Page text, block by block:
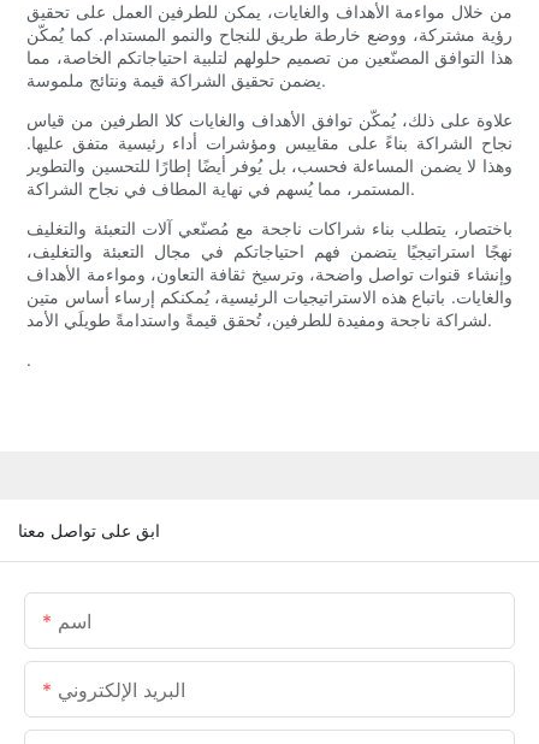
من خلال مواءمة الأهداف والغايات، يمكن للطرفين العمل على تحقيق
رؤية مشتركة، ووضع خارطة طريق للنجاح والنمو المستدام. كما يُمكّن
هذا التوافق المصنّعين من تصميم حلولهم لتلبية احتياجاتكم الخاصة، مما
يضمن تحقيق الشراكة قيمة ونتائج ملموسة.
علاوة على ذلك، يُمكّن توافق الأهداف والغايات كلا الطرفين من قياس
نجاح الشراكة بناءً على مقاييس ومؤشرات أداء رئيسية متفق عليها.
وهذا لا يضمن المساءلة فحسب، بل يُوفر أيضًا إطارًا للتحسين والتطوير
المستمر، مما يُسهم في نهاية المطاف في نجاح الشراكة.
باختصار، يتطلب بناء شراكات ناجحة مع مُصنّعي آلات التعبئة والتغليف
نهجًا استراتيجيًا يتضمن فهم احتياجاتكم في مجال التعبئة والتغليف،
وإنشاء قنوات تواصل واضحة، وترسيخ ثقافة التعاون، ومواءمة الأهداف
والغايات. باتباع هذه الاستراتيجيات الرئيسية، يُمكنكم إرساء أساس متين
لشراكة ناجحة ومفيدة للطرفين، تُحقق قيمةً واستدامةً طويلَي الأمد.
.
ابق على تواصل معنا
اسم
البريد الإلكتروني